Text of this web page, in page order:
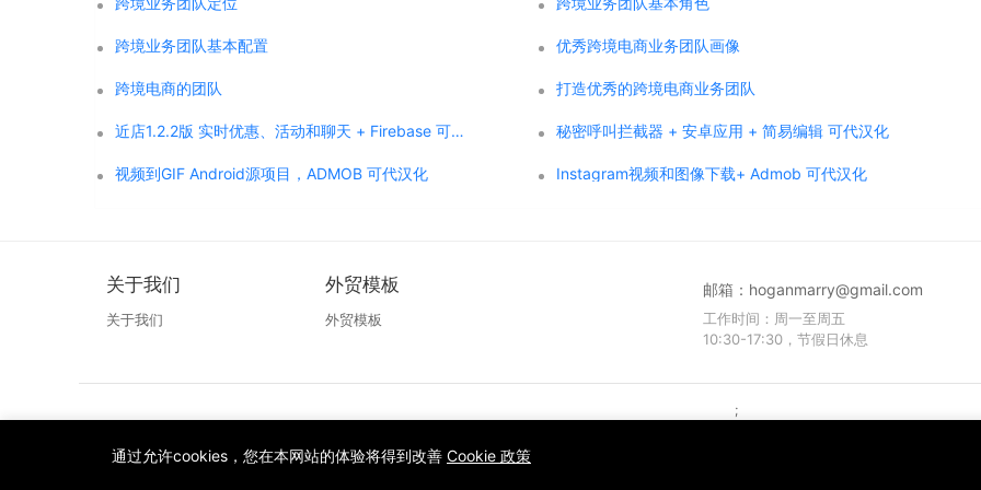
跨境业务团队基本配置 优秀跨境电商业务团队画像
跨境电商的团队 打造优秀的跨境电商业务团队
近店1.2.2版 实时优惠、活动和聊天 + Firebase 可代汉化 秘密呼叫拦截器 + 安卓应用 + 简易编辑 可代汉化
视频到GIF Android源项目，ADMOB 可代汉化 Instagram视频和图像下载+ Admob 可代汉化
关于我们
关于我们
外贸模板
外贸模板
邮箱： hoganmarry@gmail.com
工作时间：周一至周五
10:30-17:30，节假日休息
;
通过允许cookies，您在本网站的体验将得到改善 Cookie 政策